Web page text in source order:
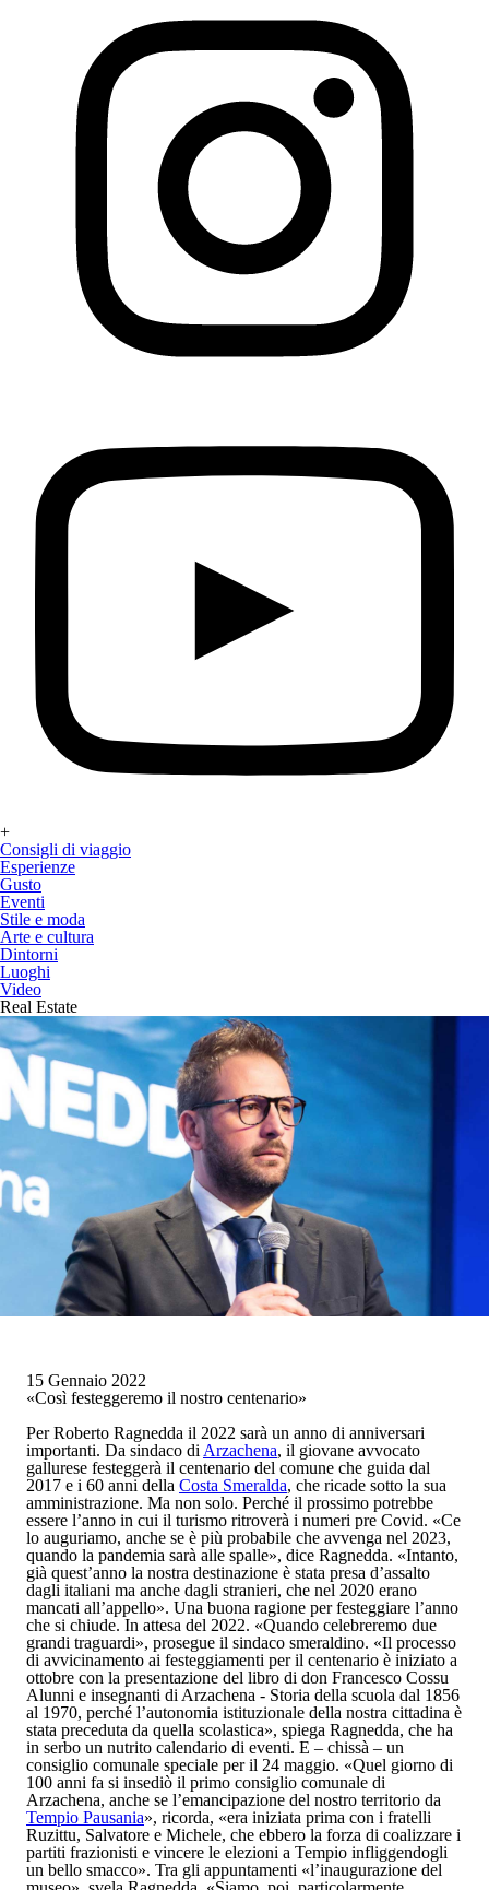
+
Consigli di viaggio
Esperienze
Gusto
Eventi
Stile e moda
Arte e cultura
Dintorni
Luoghi
Video
Real Estate
15 Gennaio 2022
«Così festeggeremo il nostro centenario»
Per Roberto Ragnedda il 2022 sarà un anno di anniversari
importanti. Da sindaco di Arzachena, il giovane avvocato
gallurese festeggerà il centenario del comune che guida dal
2017 e i 60 anni della Costa Smeralda, che ricade sotto la sua
amministrazione. Ma non solo. Perché il prossimo potrebbe
essere l’anno in cui il turismo ritroverà i numeri pre Covid. «Ce
lo auguriamo, anche se è più probabile che avvenga nel 2023,
quando la pandemia sarà alle spalle», dice Ragnedda. «Intanto,
già quest’anno la nostra destinazione è stata presa d’assalto
dagli italiani ma anche dagli stranieri, che nel 2020 erano
mancati all’appello». Una buona ragione per festeggiare l’anno
che si chiude. In attesa del 2022. «Quando celebreremo due
grandi traguardi», prosegue il sindaco smeraldino. «Il processo
di avvicinamento ai festeggiamenti per il centenario è iniziato a
ottobre con la presentazione del libro di don Francesco Cossu
Alunni e insegnanti di Arzachena - Storia della scuola dal 1856
al 1970, perché l’autonomia istituzionale della nostra cittadina è
stata preceduta da quella scolastica», spiega Ragnedda, che ha
in serbo un nutrito calendario di eventi. E – chissà – un
consiglio comunale speciale per il 24 maggio. «Quel giorno di
100 anni fa si insediò il primo consiglio comunale di
Arzachena, anche se l’emancipazione del nostro territorio da
Tempio Pausania», ricorda, «era iniziata prima con i fratelli
Ruzittu, Salvatore e Michele, che ebbero la forza di coalizzare i
partiti frazionisti e vincere le elezioni a Tempio infliggendogli
un bello smacco». Tra gli appuntamenti «l’inaugurazione del